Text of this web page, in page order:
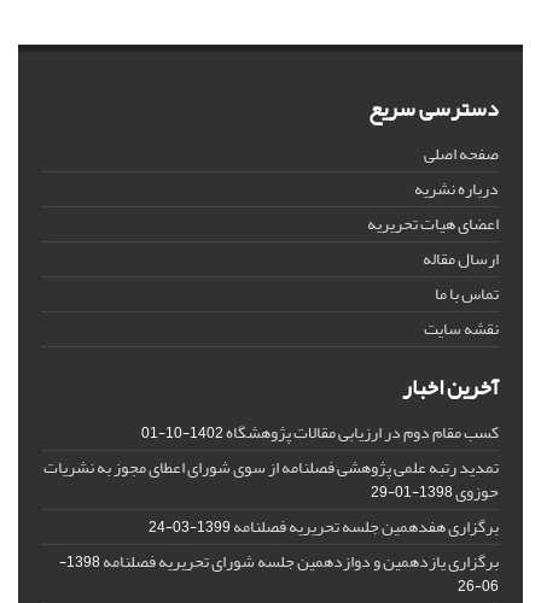
دسترسی سریع
صفحه اصلی
درباره نشریه
اعضای هیات تحریریه
ارسال مقاله
تماس با ما
نقشه سایت
آخرین اخبار
کسب مقام دوم در ارزیابی مقالات پژوهشگاه1402-10-01
تمدید رتبه علمی پژوهشی فصلنامه از سوی شورای اعطای مجوز به نشریات
حوزوی1398-01-29
برگزاری هفدهمین جلسه تحریریه فصلنامه1399-03-24
برگزاری یازدهمین و دوازدهمین جلسه شورای تحریریه فصلنامه
1398-
06-26